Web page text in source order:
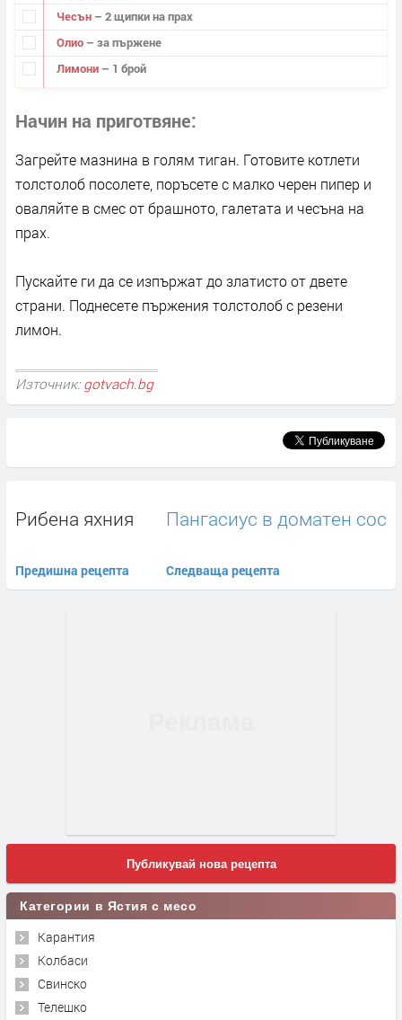
Чесън – 2 щипки на прах
Олио – за пържене
Лимони – 1 брой
Начин на приготвяне
Загрейте мазнина в голям тиган. Готовите котлети
толстолоб посолете, поръсете с малко черен пипер и
оваляйте в смес от брашното, галетата и чесъна на
прах.
Пускайте ги да се изпържат до златисто от двете
страни. Поднесете пържения толстолоб с резени
лимон.
Източник: gotvach.bg
Рибена яхния
Предишна рецепта
Пангасиус в доматен сос
Следваща рецепта
Публикувай нова рецепта
Категории в Ястия с месо
Карантия
Колбаси
Свинско
Телешко